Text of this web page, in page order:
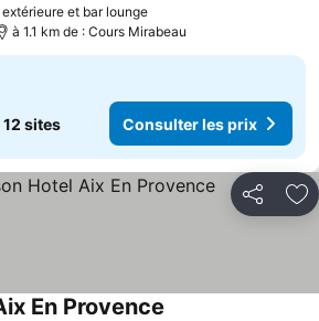
et bar lounge
à 1.1 km de : Cours Mirabeau
12 sites Consulter les prix
Partager
En Provence